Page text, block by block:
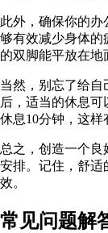
此外，确保你的
够有效减少身体的
的双脚能平放在地
当然，别忘了给自
后，适当的休息可
休息10分钟，这样
总之，创造一个
安排。记住，舒适
效。
常见问题解